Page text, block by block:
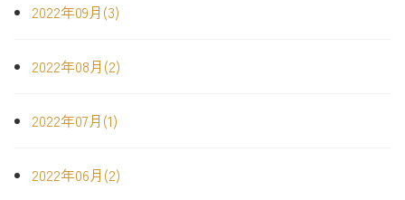
2022年09月(3)
2022年08月(2)
2022年07月(1)
2022年06月(2)